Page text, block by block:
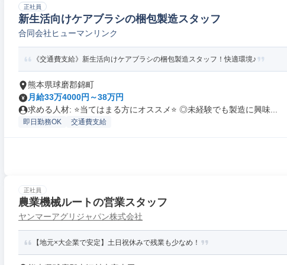
正社員
新生活向けケアブラシの梱包製造スタッフ
合同会社ヒューマンリンク
《交通費支給》新生活向けケアブラシの梱包製造スタッフ！快適環境♪
熊本県球磨郡錦町
月給33万4000円～38万円
求める人材: ⭐️当てはまる方にオススメ⭐️ ◎未経験でも製造に興味...
即日勤務OK 交通費支給
正社員
農業機械ルートの営業スタッフ
ヤンマーアグリジャパン株式会社
【地元×大企業で安定】土日祝休みで残業も少なめ！